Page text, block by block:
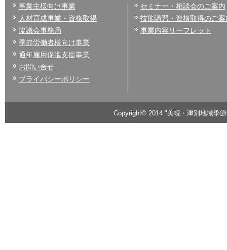
事業主様向け事業
人材育成事業・資格取得
協議会事務局
季節労働者様向け事業
通年雇用促進支援事業
お問い合せ
プライバシーポリシー
セミナー・相談会のご案内
技能講習・資格取得のご案
事業内容リーフレット
Copyright© 2014 "美幌・津別地域季